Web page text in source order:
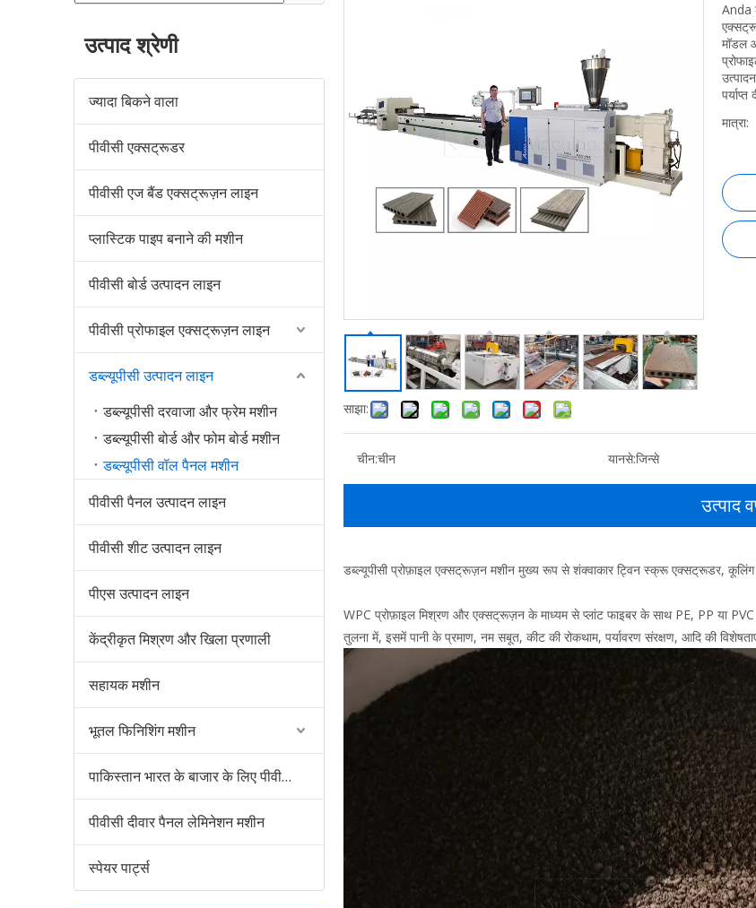
उत्पाद श्रेणी
ज्यादा बिकने वाला
पीवीसी एक्सट्रूडर
पीवीसी एज बैंड एक्सट्रूज़न लाइन
प्लास्टिक पाइप बनाने की मशीन
पीवीसी बोर्ड उत्पादन लाइन
पीवीसी प्रोफाइल एक्सट्रूज़न लाइन
डब्ल्यूपीसी उत्पादन लाइन
डब्ल्यूपीसी दरवाजा और फ्रेम मशीन
डब्ल्यूपीसी बोर्ड और फोम बोर्ड मशीन
डब्ल्यूपीसी वॉल पैनल मशीन
पीवीसी पैनल उत्पादन लाइन
पीवीसी शीट उत्पादन लाइन
पीएस उत्पादन लाइन
केंद्रीकृत मिश्रण और खिला प्रणाली
सहायक मशीन
भूतल फिनिशिंग मशीन
पाकिस्तान भारत के बाजार के लिए पीवीसी डब्ल्यूपीसी दीवार पैनल उत्पादन लाइन
पीवीसी दीवार पैनल लेमिनेशन मशीन
स्पेयर पार्ट्स
साझा:
Anda
मॉडल
मात्रा:
चीन:चीन यानसे:जिन्से
उत्पाद
डब्ल्यूपीसी प्रोफ़ाइल एक्सट्रूज़न मशीन मुख्य रूप से शंक्वाकार ट्विन स्क्रू एक्सट्रूडर, कूलिंग
WPC प्रोफ़ाइल मिश्रण और एक्सट्रूज़न के माध्यम से प्लांट फाइबर के साथ PE, PP या PVC
तुलना में, इसमें पानी के प्रमाण, नम सबूत, कीट की रोकथाम, पर्यावरण संरक्षण, आदि की